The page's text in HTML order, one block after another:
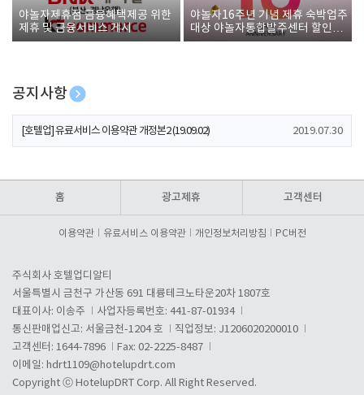
야놀자제휴점 금융혜택제공 위한
제휴 및 금융서비스 게시
야놀자16주년 기념 제휴 숙박업주
대상 야놀자통합발주센터 할인쿠
폰 증정
공지사항
[호텔업] 개인정보 처리방침 개정본1 (19.09.02)
[호텔업] 유료서비스 이용약관 개정본2 (19.09.02) 2019.07.30
홈 광고제휴 고객센터
이용약관 유료서비스 이용약관 개인정보처리방침 PC버전
주식회사 호텔업디알티
서울특별시 금천구 가산동 691 대륭테크노타운20차 1807호
대표이사: 이송주
사업자등록번호: 441-87-01934
통신판매업신고: 서울금천-1204 호
직업정보: J1206020200010
고객센터: 1644-7896
Fax: 02-2225-8487
이메일: hdrt1109@hotelupdrt.com
Copyright ⓒ HotelupDRT Corp. All Right Reserved.